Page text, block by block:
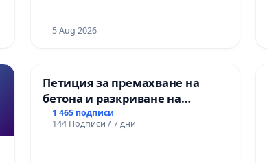
икономика и мениджмънт – гр.
5 Aug 2026
Петиция за премахване на
бетона и разкриване на
античното сърце на
Могиланската могила във
1 465 подписи
144 Подписи / 7 дни